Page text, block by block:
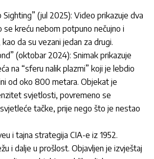
(jul 2025): Video prikazuje dva
se kreću nebom potpuno nečujno i
da su vezani jedan za drugi.
(oktobar 2024): Snimak prikazuje
na “sferu nalik plazmi” koji je lebdio
od oko 800 metara. Objekat je
svjetlosti, povremeno se
tačke, prije nego što je nestao
i tajna strategija CIA-e iz 1952.
i dalje u prošlost. Objavljen je izvještaj